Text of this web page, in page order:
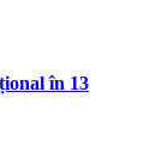
în 13